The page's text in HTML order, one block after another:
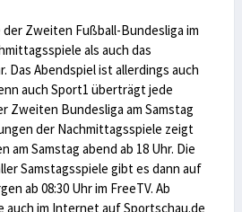
der Zweiten Fußball-Bundesliga im
als auch das
Das Abendspiel ist allerdings auch
auch Sport1 überträgt jede
Zweiten Bundesliga am Samstag
der Nachmittagsspiele zeigt
am Samstag abend ab 18 Uhr. Die
Samstagsspiele gibt es dann auf
ab 08:30 Uhr im FreeTV. Ab
auch im Internet auf Sportschau.de